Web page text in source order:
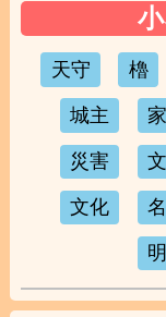
天守 櫓
城主
災害
文化